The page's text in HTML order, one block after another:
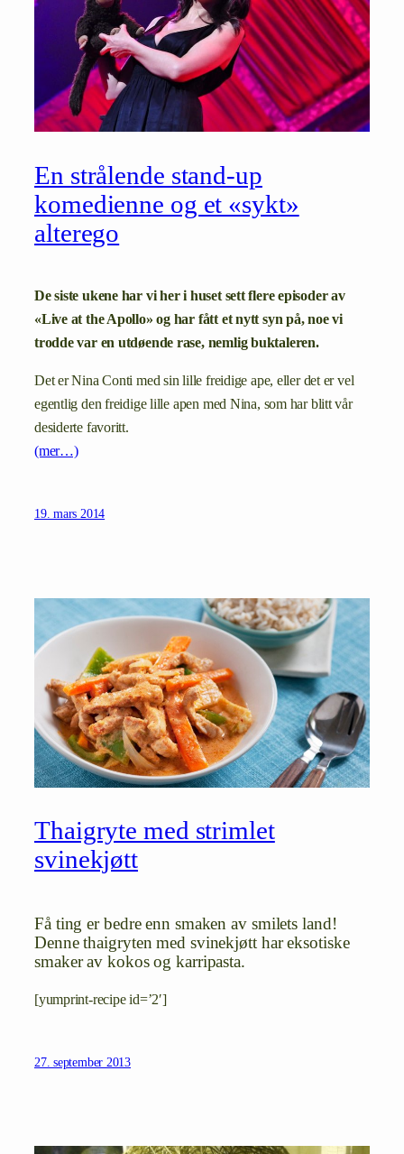
En strålende stand-up
komedienne og et «sykt»
alterego
De siste ukene har vi her i huset sett flere episoder av
«Live at the Apollo» og har fått et nytt syn på, noe vi
trodde var en utdøende rase, nemlig buktaleren.
Det er Nina Conti med sin lille freidige ape, eller det er vel
egentlig den freidige lille apen med Nina, som har blitt vår
desiderte favoritt.
(mer…)
19. mars 2014
Thaigryte med strimlet
svinekjøtt
Få ting er bedre enn smaken av smilets land!
Denne thaigryten med svinekjøtt har eksotiske
smaker av kokos og karripasta.
[yumprint-recipe id=’2′]
27. september 2013